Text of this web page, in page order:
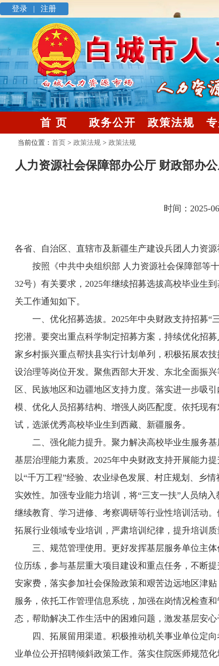
登录 | 注册
首 页 政务公开 政策法规
当前位置： 首页 > 政策法规 > 政策法规
人力资源社会保障部办公厅 财政部办
时间：
各省、自治区、直辖市及新疆生产建设兵团人力资
按照《中共中央组织部 人力资源社会保障部等
32号）有关要求，2025年继续招募选拔高校毕业生
关工作通知如下。
一、优化招募选拔。2025年中央财政支持招募“
挖潜。要突出重点科学制定招募方案，持续优化招
家乡村振兴重点帮扶县实行计划单列，积极拓展农
设治理等岗位开发。聚焦西部大开发、东北全面振
区、民族地区和边疆地区支持力度。落实进一步吸
模、优化人员招募结构、增强人岗匹配度。依托现
试，选派优秀高校毕业生到西藏、新疆服务。
二、强化能力提升。聚力解决高校毕业生服务
基层治理能力素质。2025年中央财政支持开展能力
以“千万工程”经验、农业绿色发展、村庄规划、乡
实效性。加强专业能力培训，将“三支一扶”人员纳
继续教育、学习进修、考察调研等行业性培训活动
拓展行业领域专业培训，严肃培训纪律，提升培训
三、规范管理使用。更好发挥基层服务单位主
位历练，参与基层重大项目建设和重点任务，不断
安家费，落实参加社会保险政策和艰苦边远地区津
服务，依托工作管理信息系统，加强在岗情况检查
态，帮助解决工作生活中的困难问题，激发基层安
四、拓展留用渠道。积极推动机关事业单位定
业单位公开招聘倾斜政策工作。落实住院医师规范